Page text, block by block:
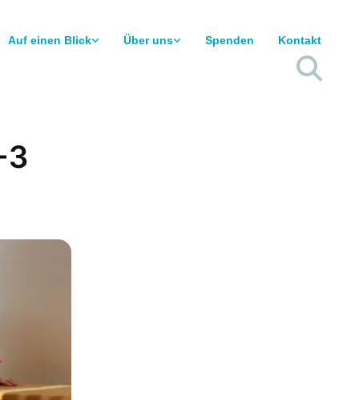
Auf einen Blick Über uns Spenden Kontakt
3